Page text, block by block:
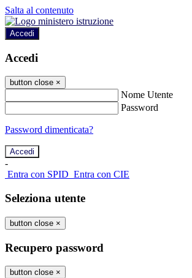
Salta al contenuto
Accedi
Accedi
button close ×
Nome Utente
Password
Password dimenticata?
-
Entra con SPID Entra con CIE
Seleziona utente
button close ×
Recupero password
button close ×